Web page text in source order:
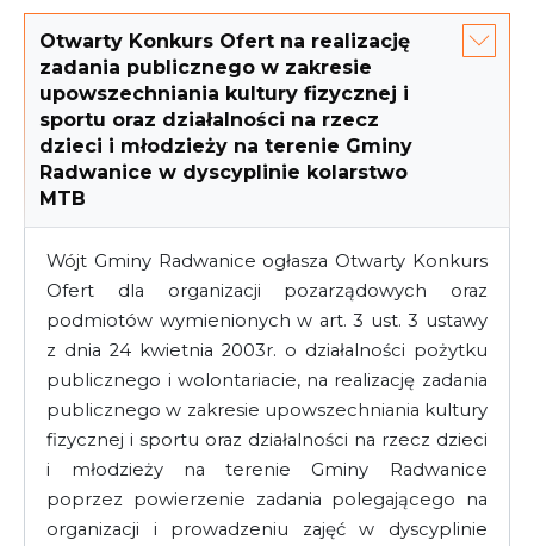
Otwarty Konkurs Ofert na realizację
zadania publicznego w zakresie
upowszechniania kultury fizycznej i
sportu oraz działalności na rzecz
dzieci i młodzieży na terenie Gminy
Radwanice w dyscyplinie kolarstwo
MTB
Wójt Gminy Radwanice ogłasza Otwarty Konkurs
Ofert dla organizacji pozarządowych oraz
podmiotów wymienionych w art. 3 ust. 3 ustawy
z dnia 24 kwietnia 2003r. o działalności pożytku
publicznego i wolontariacie, na realizację zadania
publicznego w zakresie upowszechniania kultury
fizycznej i sportu oraz działalności na rzecz dzieci
i młodzieży na terenie Gminy Radwanice
poprzez powierzenie zadania polegającego na
organizacji i prowadzeniu zajęć w dyscyplinie